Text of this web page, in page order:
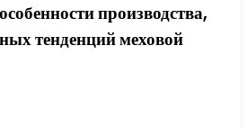
производства,
тенденций меховой